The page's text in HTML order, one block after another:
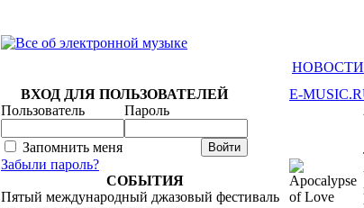
НОВОСТИ
ВХОД ДЛЯ ПОЛЬЗОВАТЕЛЕЙ
Пользователь
Пароль
Запомнить меня
Забыли пароль?
СОБЫТИЯ
Пятый международный джазовый фестиваль
E-